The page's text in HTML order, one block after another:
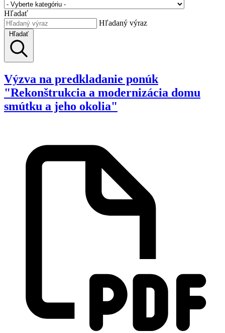
Hľadať
Hľadaný výraz
Hľadať
Výzva na predkladanie ponúk
"Rekonštrukcia a modernizácia domu
smútku a jeho okolia"